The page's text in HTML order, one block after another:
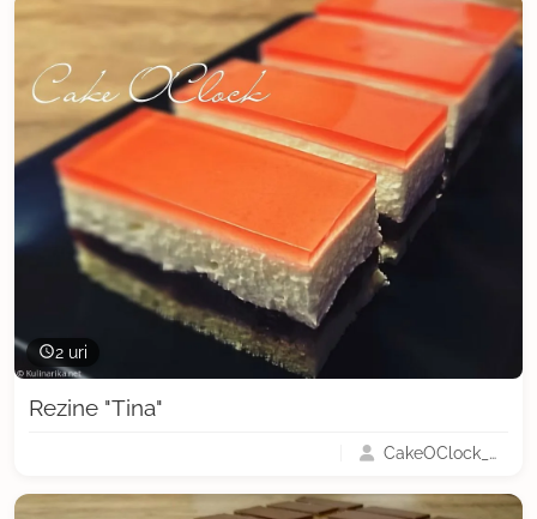
2 uri
Rezine "Tina"
CakeOClock_Urška